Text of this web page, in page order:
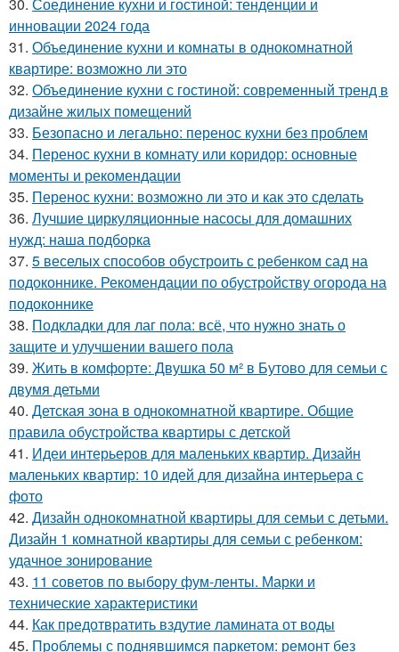
30. Соединение кухни и гостиной: тенденции и
инновации 2024 года
31. Объединение кухни и комнаты в однокомнатной
квартире: возможно ли это
32. Объединение кухни с гостиной: современный тренд в
дизайне жилых помещений
33. Безопасно и легально: перенос кухни без проблем
34. Перенос кухни в комнату или коридор: основные
моменты и рекомендации
35. Перенос кухни: возможно ли это и как это сделать
36. Лучшие циркуляционные насосы для домашних
нужд: наша подборка
37. 5 веселых способов обустроить с ребенком сад на
подоконнике. Рекомендации по обустройству огорода на
подоконнике
38. Подкладки для лаг пола: всё, что нужно знать о
защите и улучшении вашего пола
39. Жить в комфорте: Двушка 50 м² в Бутово для семьи с
двумя детьми
40. Детская зона в однокомнатной квартире. Общие
правила обустройства квартиры с детской
41. Идеи интерьеров для маленьких квартир. Дизайн
маленьких квартир: 10 идей для дизайна интерьера с
фото
42. Дизайн однокомнатной квартиры для семьи с детьми.
Дизайн 1 комнатной квартиры для семьи с ребенком:
удачное зонирование
43. 11 советов по выбору фум-ленты. Марки и
технические характеристики
44. Как предотвратить вздутие ламината от воды
45. Проблемы с поднявшимся паркетом: ремонт без